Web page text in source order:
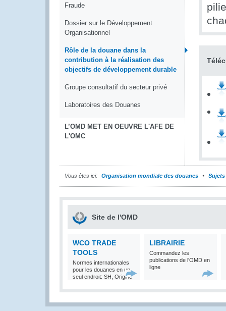
Fraude
Dossier sur le Développement
Organisationnel
Rôle de la douane dans la
contribution à la réalisation des
objectifs de développement durable
Groupe consultatif du secteur privé
Laboratoires des Douanes
L’OMD MET EN OEUVRE L'AFE DE
L'OMC
Vous êtes ici: Organisation mondiale des douanes Sujets
Site de l'OMD
WCO TRADE
TOOLS
Normes internationales
pour les douanes en un
seul endroit: SH, Origine
LIBRAIRIE
Commandez les
publications de l'OMD en
ligne